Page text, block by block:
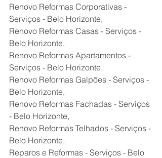
Renovo Reformas Corporativas -
Serviços - Belo Horizonte,
Renovo Reformas Casas - Serviços -
Belo Horizonte,
Renovo Reformas Apartamentos -
Serviços - Belo Horizonte,
Renovo Reformas Galpões - Serviços -
Belo Horizonte,
Renovo Reformas Fachadas - Serviços
- Belo Horizonte,
Renovo Reformas Telhados - Serviços -
Belo Horizonte,
Reparos e Reformas - Serviços - Belo